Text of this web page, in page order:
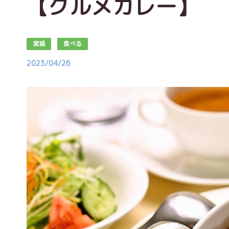
【グルメカレー】
宮城 食べる
2023/04/26